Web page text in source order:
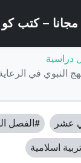
دراسية
في الرعاية
عشر #الفصل
اسلامية